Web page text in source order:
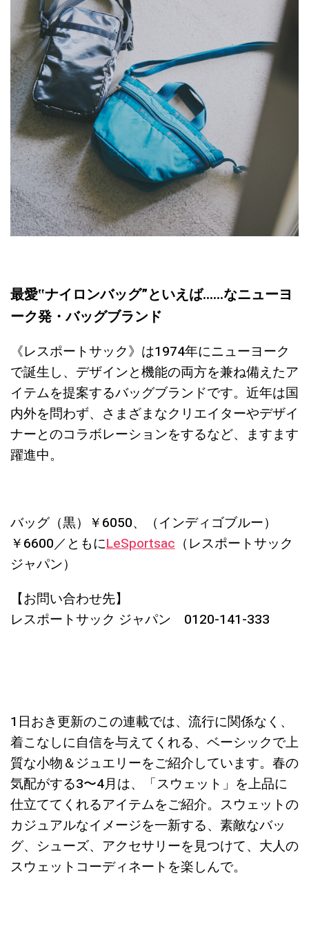
最愛‟ナイロンバッグ”といえば……なニューヨ
ーク発・バッグブランド
《レスポートサック》は1974年にニューヨーク
で誕生し、デザインと機能の両方を兼ね備えたア
イテムを提案するバッグブランドです。近年は国
内外を問わず、さまざまなクリエイターやデザイ
ナーとのコラボレーションをするなど、ますます
躍進中。
バッグ（黒）￥6050、（インディゴブルー）
￥6600／ともにLeSportsac（レスポートサック
ジャパン）
【お問い合わせ先】
レスポートサック ジャパン 0120-141-333
1日おき更新のこの連載では、流行に関係なく、
着こなしに自信を与えてくれる、ベーシックで上
質な小物＆ジュエリーをご紹介しています。春の
気配がする3〜4月は、「スウェット」を上品に
仕立ててくれるアイテムをご紹介。スウェットの
カジュアルなイメージを一新する、素敵なバッ
グ、シューズ、アクセサリーを見つけて、大人の
スウェットコーディネートを楽しんで。